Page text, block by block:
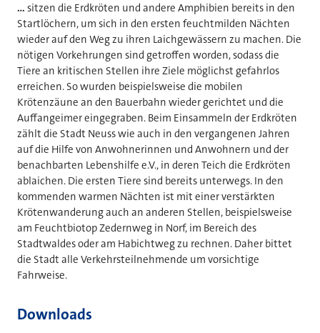
... sitzen die Erdkröten und andere Amphibien bereits in den
Startlöchern, um sich in den ersten feuchtmilden Nächten
wieder auf den Weg zu ihren Laichgewässern zu machen. Die
nötigen Vorkehrungen sind getroffen worden, sodass die
Tiere an kritischen Stellen ihre Ziele möglichst gefahrlos
erreichen. So wurden beispielsweise die mobilen
Krötenzäune an den Bauerbahn wieder gerichtet und die
Auffangeimer eingegraben. Beim Einsammeln der Erdkröten
zählt die Stadt Neuss wie auch in den vergangenen Jahren
auf die Hilfe von Anwohnerinnen und Anwohnern und der
benachbarten Lebenshilfe e.V., in deren Teich die Erdkröten
ablaichen. Die ersten Tiere sind bereits unterwegs. In den
kommenden warmen Nächten ist mit einer verstärkten
Krötenwanderung auch an anderen Stellen, beispielsweise
am Feuchtbiotop Zedernweg in Norf, im Bereich des
Stadtwaldes oder am Habichtweg zu rechnen. Daher bittet
die Stadt alle Verkehrsteilnehmende um vorsichtige
Fahrweise.
Downloads